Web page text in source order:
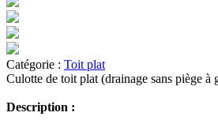
Catégorie : Toit plat
Culotte de toit plat (drainage sans piège à
Description :